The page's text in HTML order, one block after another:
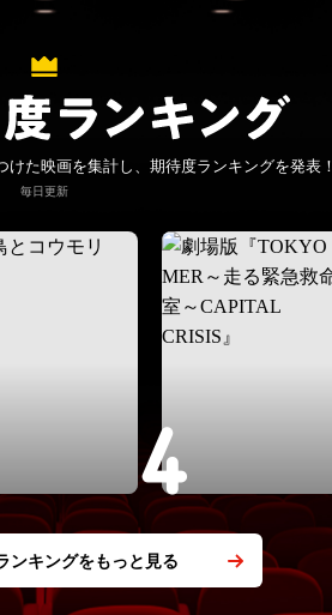
けた映画を集計し、期待度ランキングを発表！
毎日更新
4
ンキングをもっと見る